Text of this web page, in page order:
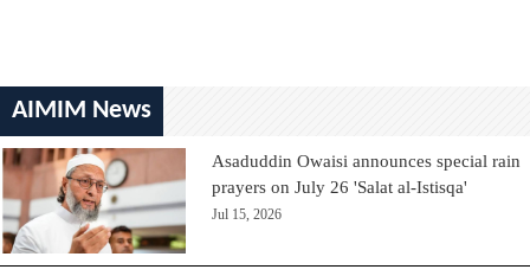
AIMIM News
Asaduddin Owaisi announces special rain
prayers on July 26 'Salat al-Istisqa'
Jul 15, 2026